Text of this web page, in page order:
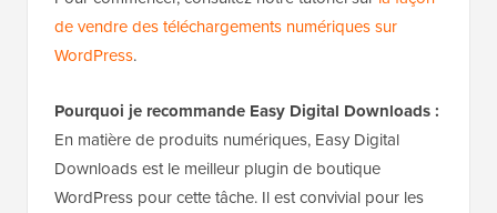
de vendre des téléchargements numériques sur
WordPress.
Pourquoi je recommande Easy Digital Downloads :
En matière de produits numériques, Easy Digital
Downloads est le meilleur plugin de boutique
WordPress pour cette tâche. Il est convivial pour les